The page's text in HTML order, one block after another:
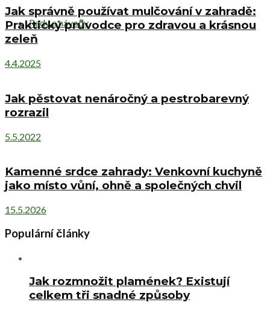
Rady a návody
Jak správně používat mulčování v zahradě:
Praktický průvodce pro zdravou a krásnou
zeleň
4.4.2025
Jak pěstovat nenáročný a pestrobarevný
rozrazil
5.5.2022
Kamenné srdce zahrady: Venkovní kuchyně
jako místo vůní, ohně a společných chvil
15.5.2026
Populární články
Jak rozmnožit plamének? Existují
celkem tři snadné způsoby